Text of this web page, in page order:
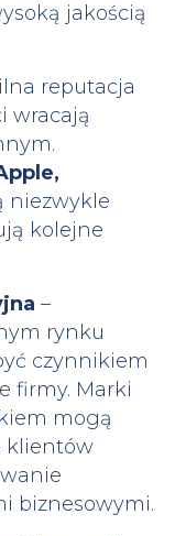
jakością
reputacja
wracają
niezwykle
kolejne
–
rynku
czynnikiem
firmy. Marki
mogą
klientów
biznesowymi.